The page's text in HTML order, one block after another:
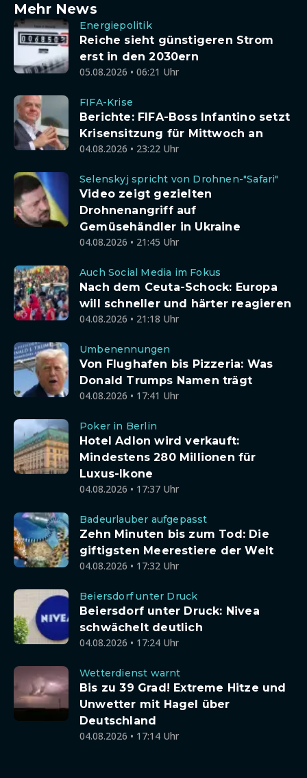
Mehr News
Energiepolitik
Reiche sieht günstigeren Strom
erst in den 2030ern
05.08.2026 • 06:21 Uhr
FIFA-Krise
Berichte: FIFA-Boss Infantino setzt
Krisensitzung für Mittwoch an
04.08.2026 • 23:22 Uhr
Selenskyj spricht von Drohnen-"Safari"
Video zeigt gezielten
Drohnenangriff auf
Gemüsehändler in Ukraine
04.08.2026 • 21:45 Uhr
Auch Social Media im Fokus
Nach dem Ceuta-Schock: Europa
will schneller und härter reagieren
04.08.2026 • 21:18 Uhr
Umbenennungen
Von Flughafen bis Pizzeria: Was
Donald Trumps Namen trägt
04.08.2026 • 17:41 Uhr
Poker in Berlin
Hotel Adlon wird verkauft:
Mindestens 280 Millionen für
Luxus-Ikone
04.08.2026 • 17:37 Uhr
Badeurlauber aufgepasst
Zehn Minuten bis zum Tod: Die
giftigsten Meerestiere der Welt
04.08.2026 • 17:32 Uhr
Beiersdorf unter Druck
Beiersdorf unter Druck: Nivea
schwächelt deutlich
04.08.2026 • 17:24 Uhr
Wetterdienst warnt
Bis zu 39 Grad! Extreme Hitze und
Unwetter mit Hagel über
Deutschland
04.08.2026 • 17:14 Uhr